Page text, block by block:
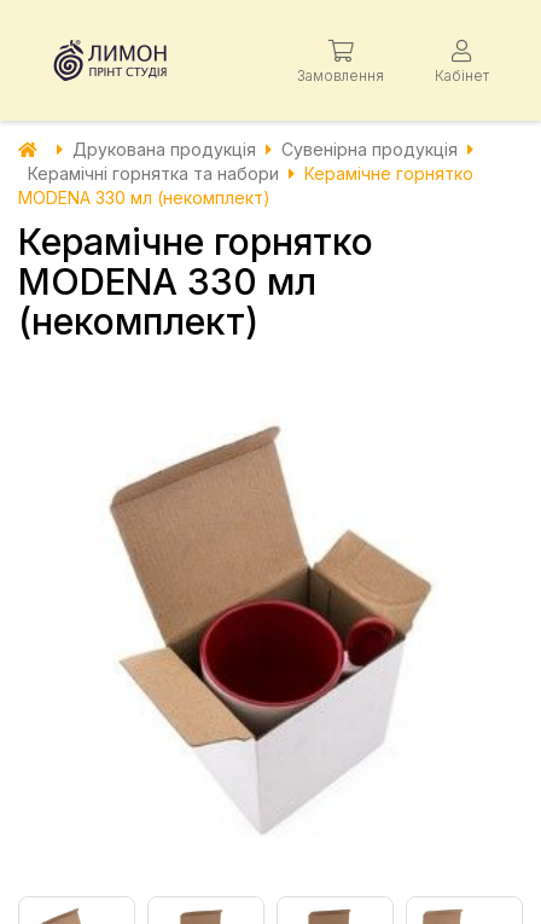
Замовлення Кабінет
Друкована продукція
Сувенірна продукція
Керамічні горнятка та набори
Керамічне горнятко
MODENA 330 мл (некомплект)
Керамічне горнятко
MODENA 330 мл
(некомплект)